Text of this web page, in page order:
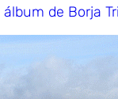
álbum de Borja